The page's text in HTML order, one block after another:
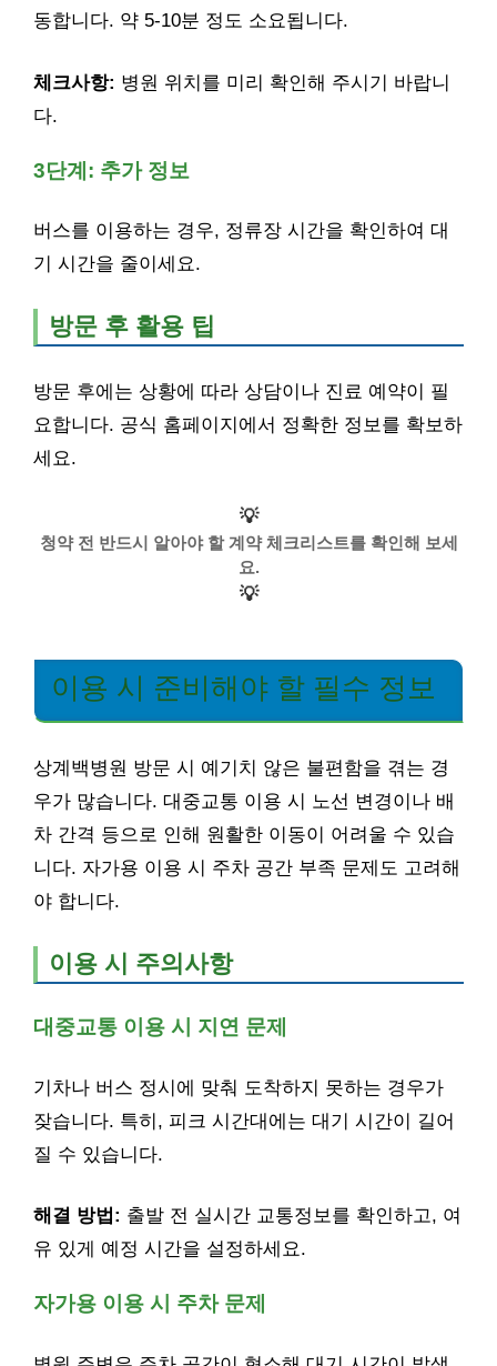
동합니다. 약 5-10분 정도 소요됩니다.
체크사항: 병원 위치를 미리 확인해 주시기 바랍니
다.
3단계: 추가 정보
버스를 이용하는 경우, 정류장 시간을 확인하여 대
기 시간을 줄이세요.
방문 후 활용 팁
방문 후에는 상황에 따라 상담이나 진료 예약이 필
요합니다. 공식 홈페이지에서 정확한 정보를 확보하
세요.
💡
청약 전 반드시 알아야 할 계약 체크리스트를 확인해 보세
요.
💡
이용 시 준비해야 할 필수 정보
상계백병원 방문 시 예기치 않은 불편함을 겪는 경
우가 많습니다. 대중교통 이용 시 노선 변경이나 배
차 간격 등으로 인해 원활한 이동이 어려울 수 있습
니다. 자가용 이용 시 주차 공간 부족 문제도 고려해
야 합니다.
이용 시 주의사항
대중교통 이용 시 지연 문제
기차나 버스 정시에 맞춰 도착하지 못하는 경우가
잦습니다. 특히, 피크 시간대에는 대기 시간이 길어
질 수 있습니다.
해결 방법: 출발 전 실시간 교통정보를 확인하고, 여
유 있게 예정 시간을 설정하세요.
자가용 이용 시 주차 문제